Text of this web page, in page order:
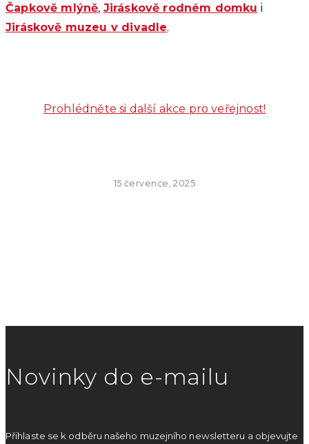
Čapkově mlýně, Jiráskově rodném domku i
Jiráskově muzeu v divadle.
Prohlédněte si další akce pro veřejnost!
15 července, 2025
Novinky do e-mailu
Přihlaste se k odběru našeho muzejního newsletteru a objevujte